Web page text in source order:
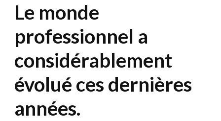
Le monde
professionnel a
considérablement
évolué ces dernières
années.